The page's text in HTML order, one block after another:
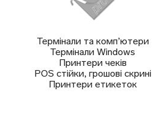
Термінали та комп’ютери
Термінали Windows
Принтери чеків
POS стійки, грошові скрині
Принтери етикеток